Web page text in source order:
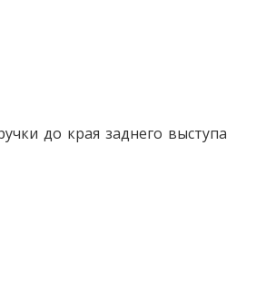
до края заднего выступа